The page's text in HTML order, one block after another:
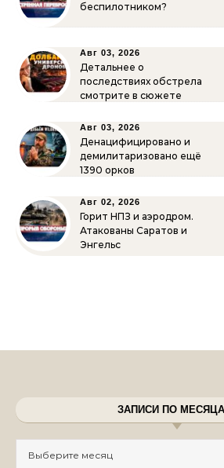
беспилотником?
Авг 03, 2026
Детальнее о
последствиях обстрела
смотрите в сюжете
Авг 03, 2026
Денацифицировано и
демилитаризовано ещё
1390 орков
Авг 02, 2026
Горит НПЗ и аэродром.
Атакованы Саратов и
Энгельс
ЗАПИСИ ПО